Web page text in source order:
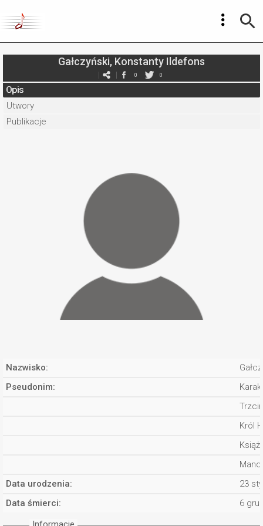
Gałczyński, Konstanty Ildefons
0 0
Opis
Utwory
Publikacje
Nazwisko:
Pseudonim:
Król
Data urodzenia:
23
Data śmierci:
6